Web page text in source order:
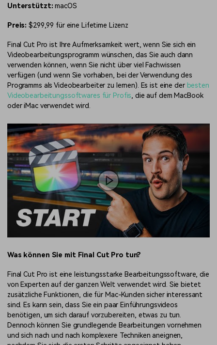
Unterstützt: macOS
Preis: $299,99 für eine Lifetime Lizenz
Final Cut Pro ist Ihre Aufmerksamkeit wert, wenn Sie sich ein
Videobearbeitungsprogramm wünschen, das Sie auch dann
verwenden können, wenn Sie nicht über viel Fachwissen
verfügen (und wenn Sie vorhaben, bei der Verwendung des
Programms als Videobearbeiter zu lernen). Es ist eine der besten
Videobearbeitungssoftwares für Profis, die auf dem MacBook
oder iMac verwendet wird.
Was können Sie mit Final Cut Pro tun?
Final Cut Pro ist eine leistungsstarke Bearbeitungssoftware, die
von Experten auf der ganzen Welt verwendet wird. Sie bietet
zusätzliche Funktionen, die für Mac-Kunden sicher interessant
sind. Es kann sein, dass Sie ein paar Einführungsvideos
benötigen, um sich darauf vorzubereiten, etwas zu tun.
Dennoch können Sie grundlegende Bearbeitungen vornehmen
und sich nach und nach komplexere Techniken aneignen,